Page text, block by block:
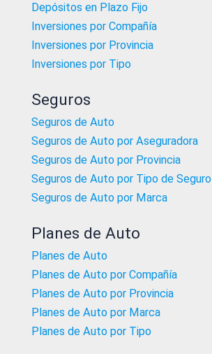
Depósitos en Plazo Fijo
Inversiones por Compañía
Inversiones por Provincia
Inversiones por Tipo
Seguros
Seguros de Auto
Seguros de Auto por Aseguradora
Seguros de Auto por Provincia
Seguros de Auto por Tipo de Seguro
Seguros de Auto por Marca
Planes de Auto
Planes de Auto
Planes de Auto por Compañía
Planes de Auto por Provincia
Planes de Auto por Marca
Planes de Auto por Tipo